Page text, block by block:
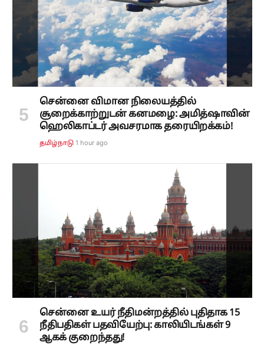
சென்னை விமான நிலையத்தில்
சூறைக்காற்றுடன் கனமழை: அமித்ஷாவின்
ஹெலிகாப்டர் அவசரமாக தரையிறக்கம்!
தமிழ்நாடு 1 hour ago
சென்னை உயர் நீதிமன்றத்தில் புதிதாக 15
நீதிபதிகள் பதவியேற்பு: காலியிடங்கள் 9
ஆகக் குறைந்தது!